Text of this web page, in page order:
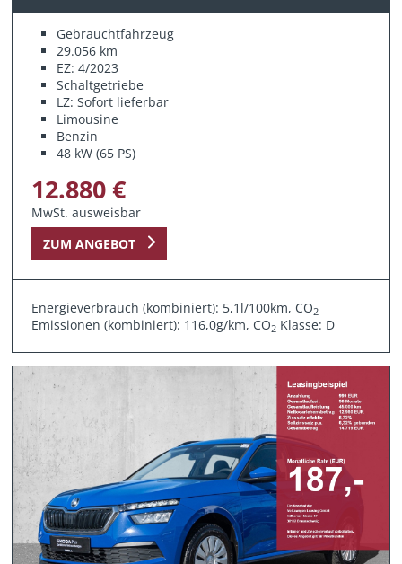
Gebrauchtfahrzeug
29.056 km
EZ: 4/2023
Schaltgetriebe
LZ: Sofort lieferbar
Limousine
Benzin
48 kW (65 PS)
12.880 €
MwSt. ausweisbar
ZUM ANGEBOT
Energieverbrauch (kombiniert): 5,1l/100km, CO2
Emissionen (kombiniert): 116,0g/km, CO2 Klasse: D